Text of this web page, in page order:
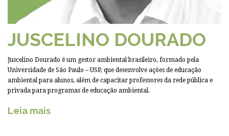
JUSCELINO DOURADO
Juscelino Dourado é um gestor ambiental brasileiro, formado pela
Universidade de São Paulo – USP, que desenvolve ações de educação
ambiental para alunos, além de capacitar professores da rede pública e
privada para programas de educação ambiental.
Leia mais